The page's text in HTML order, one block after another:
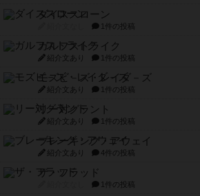
ダイススローン
1件の投稿
ガルフストライク
紹介文あり 1件の投稿
モズビ－ズ・レイダ－ズ
紹介文あり 1件の投稿
リー対グラント
紹介文あり 1件の投稿
ブレーキング・アウェイ
紹介文あり 4件の投稿
ザ・フラッド
1件の投稿